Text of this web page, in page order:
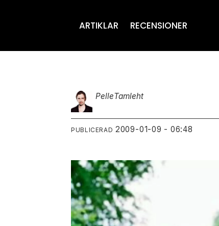
ARTIKLAR RECENSIONER
PelleTamleht
PUBLICERAD 2009-01-09 - 06:48